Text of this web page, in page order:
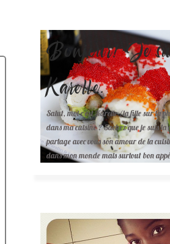
Bonjour! Je
Karelle.
Salut, moi c'est Karelle (la fille sur la
dans ma cuisine ? Sachez que je suis
partage avec vous son amour de la
dans mon monde mais surtout bon